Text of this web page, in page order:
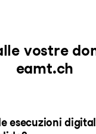
vostre
eamt.ch
esecuzioni